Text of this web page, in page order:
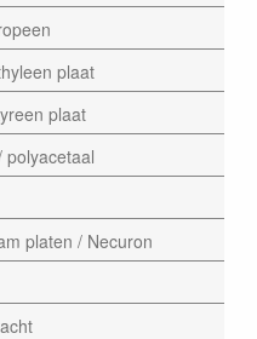
plaat
plaat
polyacetaal
platen / Necuron